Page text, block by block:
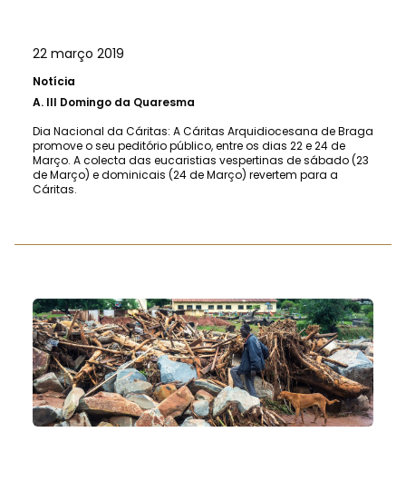
22 março 2019
Notícia
A. III Domingo da Quaresma
Dia Nacional da Cáritas: A Cáritas Arquidiocesana de Braga
promove o seu peditório público, entre os dias 22 e 24 de
Março. A colecta das eucaristias vespertinas de sábado (23
de Março) e dominicais (24 de Março) revertem para a
Cáritas.